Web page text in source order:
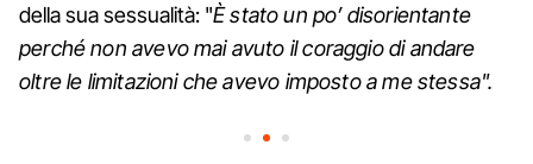
della sua sessualità: "È stato un po’ disorientante
perché non avevo mai avuto il coraggio di andare
oltre le limitazioni che avevo imposto a me stessa".